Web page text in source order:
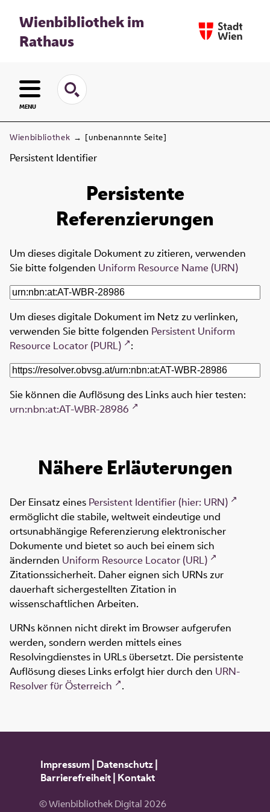
Wienbibliothek im
Rathaus
MENU
Wienbibliothek → [unbenannnte Seite]
Persistent Identifier
Persistente
Referenzierungen
Um dieses digitale Dokument zu zitieren, verwenden
Sie bitte folgenden Uniform Resource Name (URN)
Um dieses digitale Dokument im Netz zu verlinken,
verwenden Sie bitte folgenden Persistent Uniform
Resource Locator (PURL)
:
Sie können die Auflösung des Links auch hier testen:
urn:nbn:at:AT-WBR-28986
Nähere Erläuterungen
Der Einsatz eines Persistent Identifier (hier: URN)
ermöglicht die stabile, weltweit eindeutige und
ortsunabhängige Referenzierung elektronischer
Dokumente und bietet so auch bei einem sich
ändernden Uniform Resource Locator (URL)
Zitationssicherheit. Daher eignen sich URNs zur
dauerhaft sichergestellten Zitation in
wissenschaftlichen Arbeiten.
URNs können nicht direkt im Browser aufgerufen
werden, sondern werden mittels eines
Resolvingdienstes in URLs übersetzt. Die persistente
Auflösung dieses Links erfolgt hier durch den URN-
Resolver für Österreich
.
Impressum| Datenschutz|
Barrierefreiheit| Kontakt
© Wienbibliothek Digital 2026